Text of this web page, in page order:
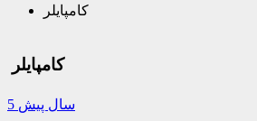
کامپایلر
کامپایلر
5 سال پیش